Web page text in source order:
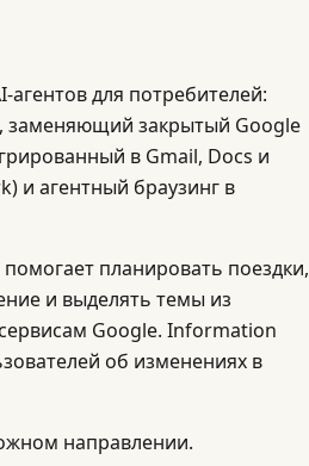
для потребителей:
заменяющий закрытый Google
в Gmail, Docs и
и агентный браузинг в
планировать поездки,
и выделять темы из
Google. Information
об изменениях в
направлении.